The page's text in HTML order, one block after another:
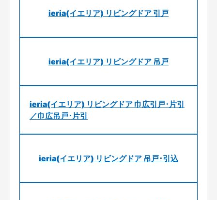
ieria(イエリア) リビングドア 引戸
ieria(イエリア) リビングドア 吊戸
ieria(イエリア) リビングドア 巾広引戸･片引
／巾広吊戸･片引
ieria(イエリア) リビングドア 吊戸･引込